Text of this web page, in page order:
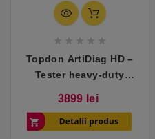
    
Topdon ArtiDiag HD –
Tester heavy-duty
camioane, autobuze și
utilaje
3899 lei